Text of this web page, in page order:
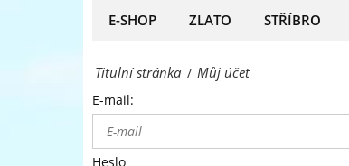
evropský
prodejce
mincí
E-SHOP ZLATO STŘÍBRO
Titulní stránka / Můj účet
E-mail:
Heslo